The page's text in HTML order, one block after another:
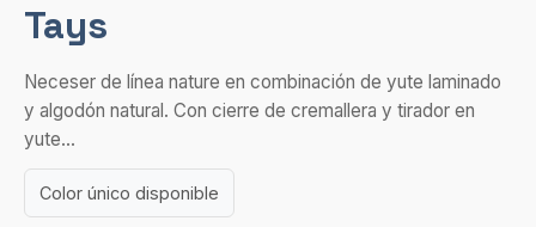
Tays
Neceser de línea nature en combinación de yute laminado
y algodón natural. Con cierre de cremallera y tirador en
yute...
Color único disponible